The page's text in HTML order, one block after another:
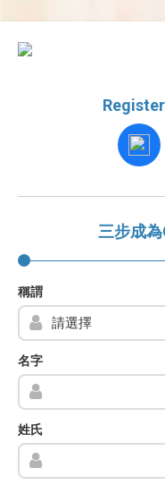
三步成
稱謂
名字
姓氏